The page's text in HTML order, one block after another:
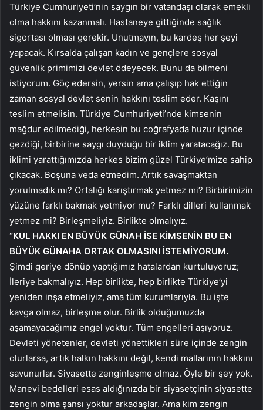
Türkiye Cumhuriyeti’nin saygın bir vatandaşı olarak emekli
olma hakkını kazanmalı. Hastaneye gittiğinde sağlık
sigortası olması gerekir. Unutmayın, bu kardeş her şeyi
yapacak. Kırsalda çalışan kadın ve gençlere sosyal
güvenlik primimizi devlet ödeyecek. Bunu da bilmeni
istiyorum. Göç edersin, yersin ama çalışıp hak ettiğin
zaman sosyal devlet senin hakkını teslim eder. Kaşını
teslim etmelisin. Türkiye Cumhuriyeti’nde kimsenin
mağdur edilmediği, herkesin bu coğrafyada huzur içinde
gezdiği, birbirine saygı duyduğu bir iklim yaratacağız. Bu
iklimi yarattığımızda herkes bizim güzel Türkiye’mize sahip
çıkacak. Boşuna veda etmedim. Artık savaşmaktan
yorulmadık mı? Ortalığı karıştırmak yetmez mi? Birbirimizin
yüzüne farklı bakmak yetmiyor mu? Farklı dilleri kullanmak
yetmez mi? Birleşmeliyiz. Birlikte olmalıyız.
“KUL HAKKI EN BÜYÜK GÜNAH İSE KİMSENİN BU EN
BÜYÜK GÜNAHA ORTAK OLMASINI İSTEMİYORUM.
Şimdi geriye dönüp yaptığımız hatalardan kurtuluyoruz;
İleriye bakmalıyız. Hep birlikte, hep birlikte Türkiye’yi
yeniden inşa etmeliyiz, ama tüm kurumlarıyla. Bu işte
kavga olmaz, birleşme olur. Birlik olduğumuzda
aşamayacağımız engel yoktur. Tüm engelleri aşıyoruz.
Devleti yönetenler, devleti yönettikleri süre içinde zengin
olurlarsa, artık halkın hakkını değil, kendi mallarının hakkını
savunurlar. Siyasette zenginleşme olmaz. Öyle bir şey yok.
Manevi bedelleri esas aldığınızda bir siyasetçinin siyasette
zengin olma şansı yoktur arkadaşlar. Ama kim zengin